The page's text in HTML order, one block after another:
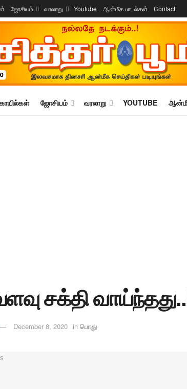
ஜோசியம் வரலாறு Youtube ஆன்மீக பாடல்கள் Contact
ஜோசியம் வரலாறு YOUTUBE
சக்தி
December 8, 2020 in பொது